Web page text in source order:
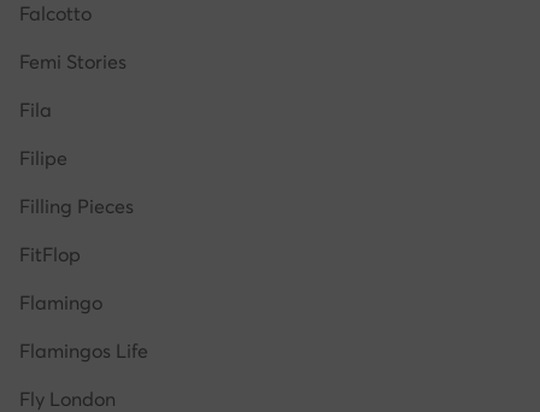
Falcotto
Femi Stories
Fila
Filipe
Filling Pieces
FitFlop
Flamingo
Flamingos Life
Fly London